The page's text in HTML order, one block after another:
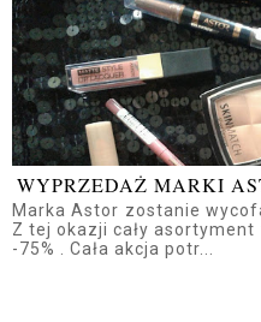
WYPRZEDAŻ MARKI
Marka Astor zostanie
Z tej okazji cały
-75% . Cała akcja potr...